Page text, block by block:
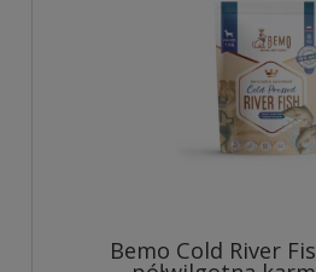
Bemo Cold River